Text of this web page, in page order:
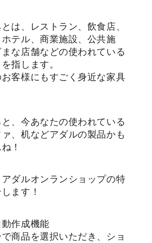
は、レストラン、飲食店、
テル、商業施設、公共施
な店舗などの使われている
指します。
客様にもすごく身近な家具
、今あなたの使われている
、机などアダルの製品かも
！
ダルオンランショップの特
ます！
動作成機能
商品を選択いただき、ショ